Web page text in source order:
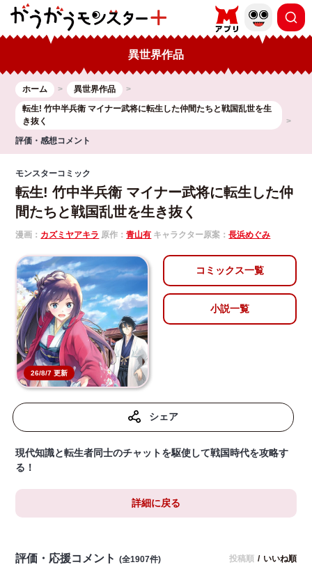
異世界作品
ホーム
異世界作品
転生! 竹中半兵衛 マイナー武将に転生した仲間たちと戦国乱世を生
き抜く
評価・感想コメント
モンスターコミック
転生! 竹中半兵衛 マイナー武将に転生した仲
間たちと戦国乱世を生き抜く
漫画： カズミヤアキラ 原作：青山有 キャラクター原案：長浜めぐみ
26/8/7 更新
コミックス一覧
小説一覧
シェア
現代知識と転生者同士のチャットを駆使して戦国時代を攻略す
る！
詳細に戻る
評価・応援コメント (全1907件) 投稿順 / いいね順